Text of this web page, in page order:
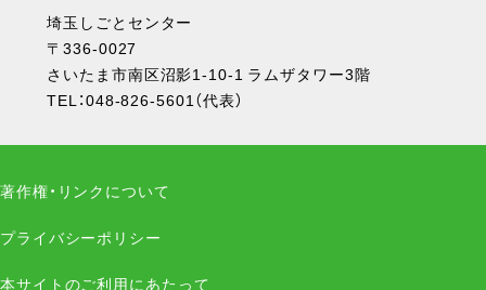
埼玉しごとセンター
〒336-0027
さいたま市南区沼影1-10-1 ラムザタワー3階
TEL：048-826-5601（代表）
著作権・リンクについて
プライバシーポリシー
本サイトのご利用にあたって